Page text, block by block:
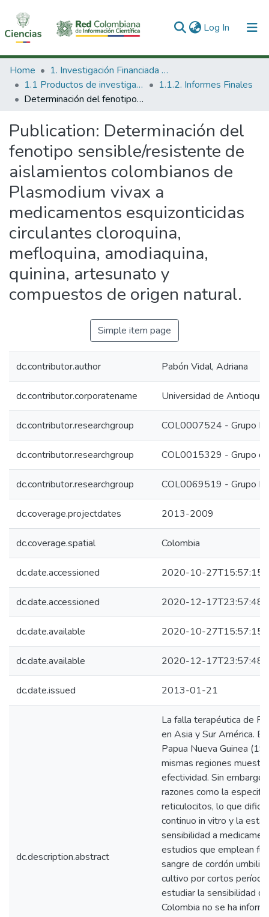
Log In (current)
Communities & Collections
All of DSpace
Home
1. Investigación Financiada con Recursos Públicos
1.1 Productos de investigación
1.1.2. Informes Finales
Determinación del fenotipo sensible/resistente de aislamientos colombianos de Plasmodium vivax a medicamentos esquizonticidas circulantes cloroquina, mefloquina, amodiaquina, quinina, artesunato y compuestos de origen natural.
Publication: Determinación del
fenotipo sensible/resistente de
aislamientos colombianos de
Plasmodium vivax a
medicamentos esquizonticidas
circulantes cloroquina,
mefloquina, amodiaquina,
quinina, artesunato y
compuestos de origen natural.
Simple item page
dc.contributor.author Pabón Vidal, Adriana
dc.contributor.corporatename Universidad de
dc.contributor.researchgroup COL0007524 - Grupo
dc.contributor.researchgroup COL0015329 - Grupo
dc.contributor.researchgroup COL0069519 - Grupo
dc.coverage.projectdates 2013-2009
dc.coverage.spatial Colombia
dc.date.accessioned 2020-10-27T15:57:15Z
dc.date.accessioned 2020-12-17T23:57:48Z
dc.date.available 2020-10-27T15:57:15Z
dc.date.available 2020-12-17T23:57:48Z
dc.date.issued 2013-01-21
dc.description.abstract
La falla terapéutica de P.
en Asia y Sur América.
Papua Nueva Guinea
mismas regiones
efectividad. Sin
razones como la
reticulocitos, lo que
continuo in vitro y la
sensibilidad a
estudios que emplean
sangre de cordón
cultivo por cortos
estudiar la sensibilidad
Colombia no se ha